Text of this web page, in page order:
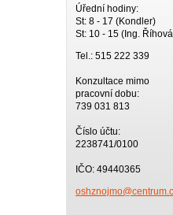
Úřední hodiny:
St: 8 - 17 (Kondler)
St: 10 - 15 (Ing.
Tel.: 515 222 339
Konzultace mimo
pracovní dobu:
739 031 813
Číslo účtu:
2238741/0100
IČO: 49440365
oshznojmo@centru